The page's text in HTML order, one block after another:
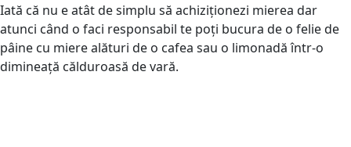
Iată că nu e atât de simplu să achiziționezi mierea dar
atunci când o faci responsabil te poți bucura de o felie de
pâine cu miere alături de o cafea sau o limonadă într-o
dimineață călduroasă de vară.